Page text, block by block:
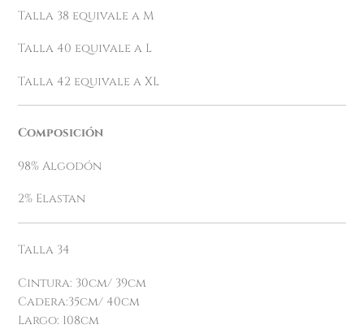
Talla 38 equivale a M
Talla 40 equivale a L
Talla 42 equivale a XL
Composición
98% Algodón
2% Elastan
Talla 34
Cintura: 30cm/ 39cm
Cadera:35cm/ 40cm
Largo: 108cm